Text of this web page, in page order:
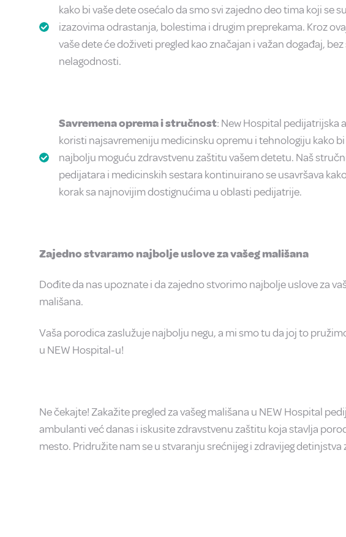
kako bi vaše dete osećalo da smo svi zajedno deo tima koji se
izazovima odrastanja, bolestima i drugim preprekama. Kroz
vaše dete će doživeti pregled kao značajan i važan događaj, bez
nelagodnosti.
Savremena oprema i stručnost: New Hospital pedijatrijska
koristi najsavremeniju medicinsku opremu i tehnologiju kako
najbolju moguću zdravstvenu zaštitu vašem detetu. Naš
pedijatara i medicinskih sestara kontinuirano se usavršava
korak sa najnovijim dostignućima u oblasti pedijatrije.
Zajedno stvaramo najbolje uslove za vašeg mališana
Dođite da nas upoznate i da zajedno stvorimo najbolje uslove za
mališana.
Vaša porodica zaslužuje najbolju negu, a mi smo tu da joj to
u NEW Hospital-u!
Ne čekajte! Zakažite pregled za vašeg mališana u NEW Hospital
ambulanti već danas i iskusite zdravstvenu zaštitu koja stavlja
mesto. Pridružite nam se u stvaranju srećnijeg i zdravijeg detinjstva